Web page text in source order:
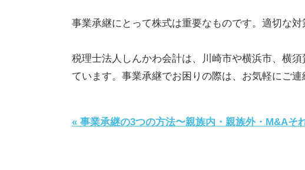
事業承継にとって株式は重要なものです。適切な対
税理士法人しんかわ会計は、川崎市や横浜市、横
ています。事業承継でお困りの際は、お気軽にご連
« 事業承継の3つの方法〜親族内・親族外・M&Aそ